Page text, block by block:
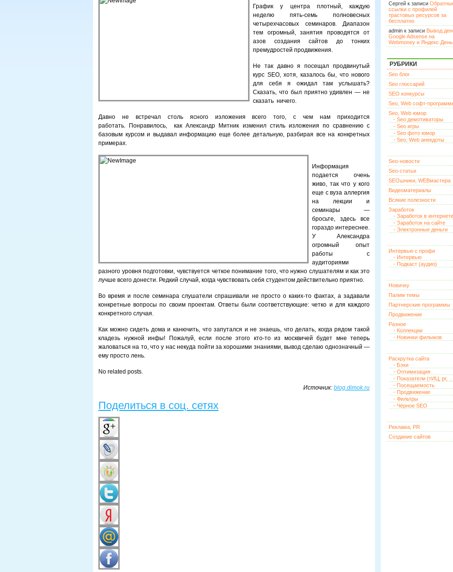
График у центра плотный, каждую
неделю пять-семь полновесных
четырехчасовых семинаров. Диапазон
тем огромный, занятия проводятся от
азов создания сайтов до тонких
премудростей продвижения.
Не так давно я посещал продвинутый
курс SEO, хотя, казалось бы, что нового
для себя я ожидал там услышать?
Сказать, что был приятно удивлен — не
сказать ничего.
Давно не встречал столь ясного изложения всего того, с чем нам приходится
работать. Понравилось, как Александр Митник изменил стиль изложения по сравнению с
базовым курсом и выдавал информацию еще более детальную, разбирая все на конкретных
примерах.
Информация
подается очень
живо, так что у кого
еще с вуза аллергия
на лекции и
семинары —
бросьте, здесь все
гораздо интереснее.
У Александра
огромный опыт
работы с
аудиториями
разного уровня подготовки, чувствуется четкое понимание того, что нужно слушателям и как это
лучше всего донести. Редкий случай, когда чувствовать себя студентом действительно приятно.
Во время и после семинара слушатели спрашивали не просто о каких-то фактах, а задавали
конкретные вопросы по своим проектам. Ответы были соответствующие: четко и для каждого
конкретного случая.
Как можно сидеть дома и канючить, что запутался и не знаешь, что делать, когда рядом такой
кладезь нужной инфы! Пожалуй, если после этого кто-то из москвичей будет мне теперь
жаловаться на то, что у нас некуда пойти за хорошими знаниями, вывод сделаю однозначный —
ему просто лень.
No related posts.
Источник: blog.dimok.ru
Поделиться в соц. сетях
Сергей к записи
ссылки с профилей
трастовых ресурсов за
бесплатно
admin к записи Вывод
Google Adsense на
Webmoney и Яндекс
РУБРИКИ
Seo блог
Seo глоссарий
SEO конкурсы
Seo, Web софт-
Seo, Web юмор
- Seo демотиваторы
- Seo игры
- Seo фото юмор
- Seo, Web анекдоты
Seo-новости
Seo-статьи
SEOшники, WEBмастера
Видеоматериалы
Всякие полезности
Заработок
- Заработок в интернете
- Заработок на сайте
- Электронные деньги
Интервью с профи
- Интервью
- Подкаст (аудио)
Новичку
Палим темы
Партнерские программы
Продвижение
Разное
- Коллекции
- Новинки фильмов
Раскрутка сайта
- Бэки
- Оптимизация
- Показатели (тИЦ, pr,
- Посещаемость
- Продвижение
- Фильтры
- Чёрное SEO
Реклама, PR
Создание сайтов